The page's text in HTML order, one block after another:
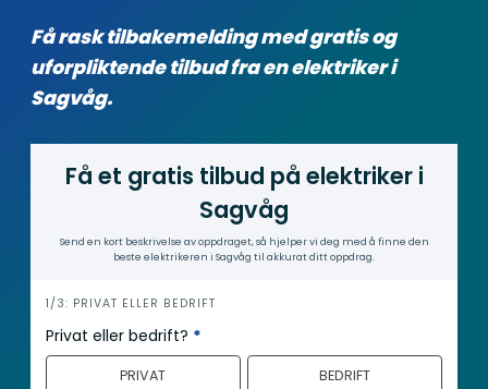
Få rask tilbakemelding med gratis og
uforpliktende tilbud fra en elektriker i
Sagvåg.
Få et gratis tilbud på elektriker i
Sagvåg
Send en kort beskrivelse av oppdraget, så hjelper vi deg med å finne den
beste elektrikeren i Sagvåg til akkurat ditt oppdrag.
i
n
n
1/3: PRIVAT ELLER BEDRIFT
Privat eller bedrift? *
PRIVAT BEDRIFT